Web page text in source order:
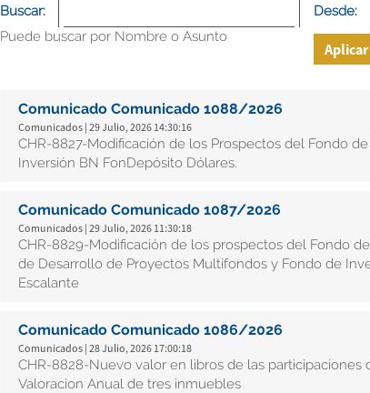
Buscar:
Puede buscar por Nombre o Asunto
Desde:
Aplicar
Comunicado Comunicado 1088/2026
Comunicados | 29 Julio, 2026 14:30:16
CHR-8827-Modificación de los Prospectos del Fondo
Inversión BN FonDepósito Dólares.
Comunicado Comunicado 1087/2026
Comunicados | 29 Julio, 2026 11:30:18
CHR-8829-Modificación de los prospectos del Fondo
de Desarrollo de Proyectos Multifondos y Fondo de
Escalante
Comunicado Comunicado 1086/2026
Comunicados | 28 Julio, 2026 17:00:18
CHR-8828-Nuevo valor en libros de las
Valoracion Anual de tres inmuebles